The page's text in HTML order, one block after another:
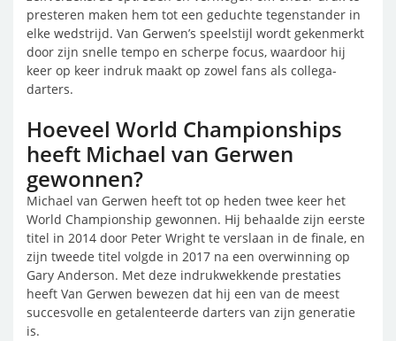
presteren maken hem tot een geduchte tegenstander in
elke wedstrijd. Van Gerwen’s speelstijl wordt gekenmerkt
door zijn snelle tempo en scherpe focus, waardoor hij
keer op keer indruk maakt op zowel fans als collega-
darters.
Hoeveel World Championships
heeft Michael van Gerwen
gewonnen?
Michael van Gerwen heeft tot op heden twee keer het
World Championship gewonnen. Hij behaalde zijn eerste
titel in 2014 door Peter Wright te verslaan in de finale, en
zijn tweede titel volgde in 2017 na een overwinning op
Gary Anderson. Met deze indrukwekkende prestaties
heeft Van Gerwen bewezen dat hij een van de meest
succesvolle en getalenteerde darters van zijn generatie
is.